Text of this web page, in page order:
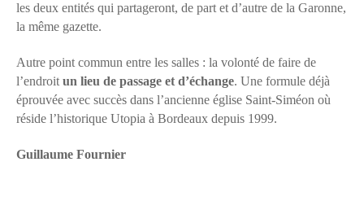
les deux entités qui partageront, de part et d’autre de la Garonne,
la même gazette.
Autre point commun entre les salles : la volonté de faire de
l’endroit un lieu de passage et d’échange. Une formule déjà
éprouvée avec succès dans l’ancienne église Saint-Siméon où
réside l’historique Utopia à Bordeaux depuis 1999.
Guillaume Fournier